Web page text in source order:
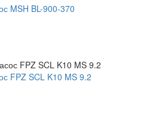
MSH BL-900-370
FPZ SCL K10 MS 9.2